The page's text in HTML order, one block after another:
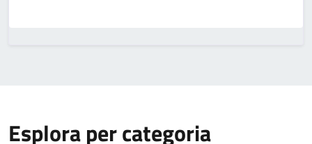
Esplora per categoria